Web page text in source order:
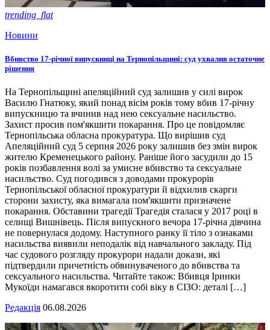
trending_flat
Новини
Вбивство 17-річної випускниці на Тернопільщині: суд ухвалив остаточне
рішення
На Тернопільщині апеляційний суд залишив у силі вирок
Василю Гнатюку, який понад вісім років тому вбив 17-річну
випускницю та вчинив над нею сексуальне насильство.
Захист просив пом'якшити покарання. Про це повідомляє
Тернопільська обласна прокуратура. Що вирішив суд
Апеляційний суд 5 серпня 2026 року залишив без змін вирок
жителю Кременецького району. Раніше його засудили до 15
років позбавлення волі за умисне вбивство та сексуальне
насильство. Суд погодився з доводами прокурорів
Тернопільської обласної прокуратури й відхилив скарги
сторони захисту, яка вимагала пом'якшити призначене
покарання. Обставини трагедії Трагедія сталася у 2017 році в
селищі Вишнівець. Після випускного вечора 17-річна дівчина
не повернулася додому. Наступного ранку її тіло з ознаками
насильства виявили неподалік від навчального закладу. Під
час судового розгляду прокурори надали докази, які
підтвердили причетність обвинуваченого до вбивства та
сексуального насильства. Читайте також: Вбивця Іринки
Мукоїди намагався вкоротити собі віку в СІЗО: деталі […]
Редакція 06.08.2026